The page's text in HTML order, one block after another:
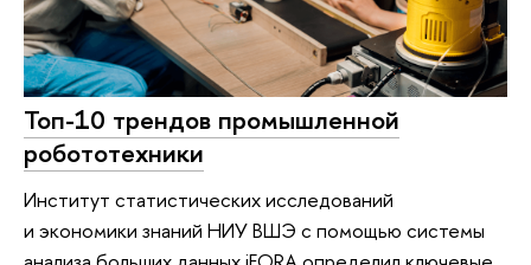
Топ-10 трендов промышленной
робототехники
Институт статистических исследований
и экономики знаний НИУ ВШЭ с помощью системы